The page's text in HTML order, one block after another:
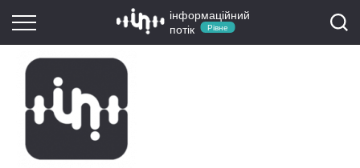
інформаційний
потік
Рівне